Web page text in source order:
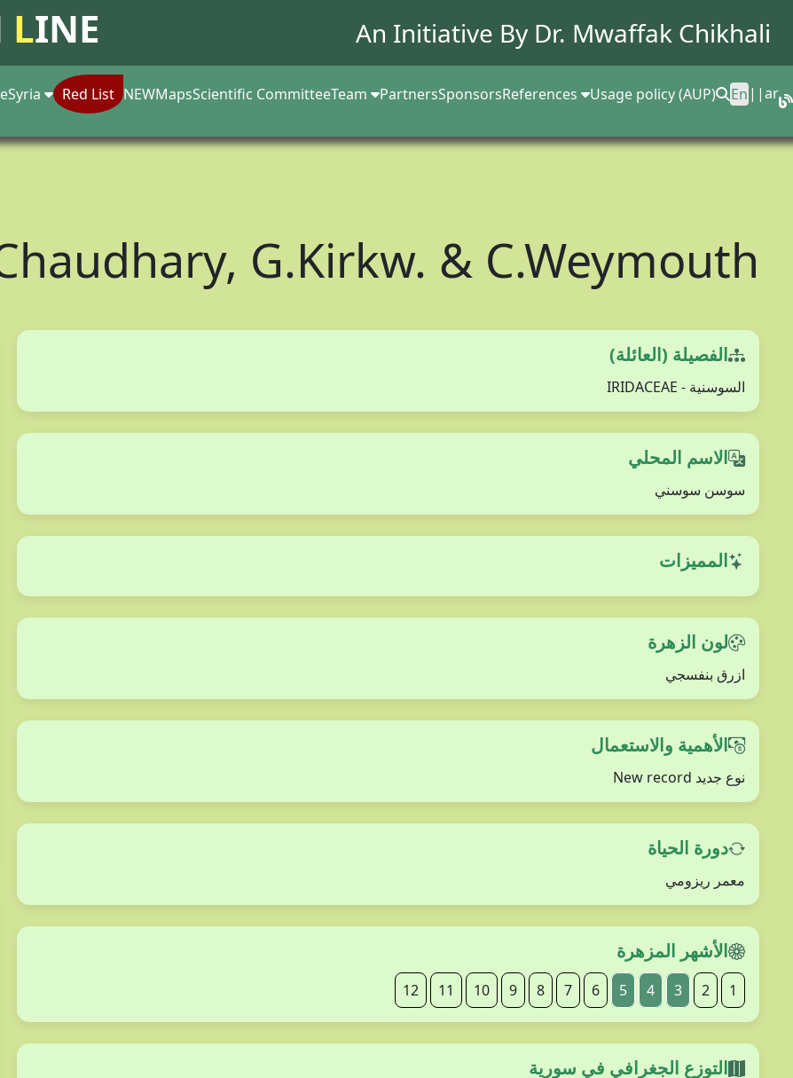
LINE An Initiative By Dr. Mwaffak Chikhali
Syria Red List NEWMapsScientific CommitteeTeam PartnersSponsorsReferences Usage policy (AUP) En ||ar
G.Kirkw. & C.Weymouth
الفصيلة (العائلة)
السوسنية - IRIDACEAE
الاسم المحلي
سوسن سوسني
المميزات
لون الزهرة
ازرق بنفسجي
الأهمية والاستعمال
نوع جديد New record
دورة الحياة
معمر ريزومي
الأشهر المزهرة
1
2
3
4
5
6
7
8
9
10
11
12
التوزع الجغرافي في سورية